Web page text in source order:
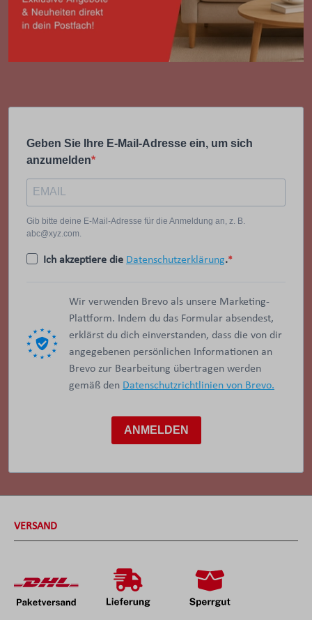
Geben Sie Ihre E-Mail-Adresse ein, um sich
anzumelden
Gib bitte deine E-Mail-Adresse für die Anmeldung an, z. B.
abc@xyz.com.
Ich akzeptiere die Datenschutzerklärung.
Wir verwenden Brevo als unsere Marketing-
Plattform. Indem du das Formular absendest,
erklärst du dich einverstanden, dass die von dir
angegebenen persönlichen Informationen an
Brevo zur Bearbeitung übertragen werden
gemäß den Datenschutzrichtlinien von Brevo.
ANMELDEN
VERSAND